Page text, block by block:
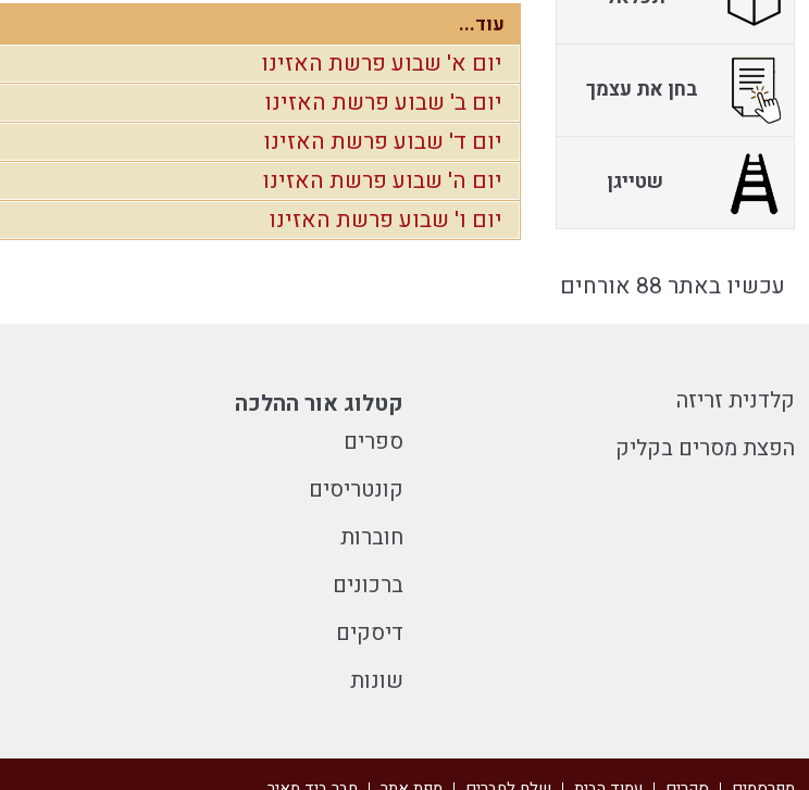
עוד...
יום א' שבוע פרשת האזינו
יום ב' שבוע פרשת האזינו
יום ד' שבוע פרשת האזינו
יום ה' שבוע פרשת האזינו
יום ו' שבוע פרשת האזינו
בחן את עצמך
שטייגן
עכשיו באתר 88 אורחים
קלדנית זריזה
הפצת מסרים בקליק
קטלוג אור ההלכה
ספרים
קונטריסים
חוברות
ברכונים
דיסקים
שונות